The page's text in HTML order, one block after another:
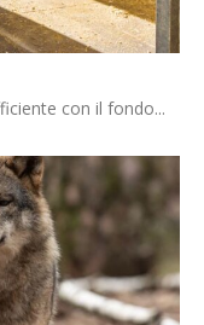
con il fondo...